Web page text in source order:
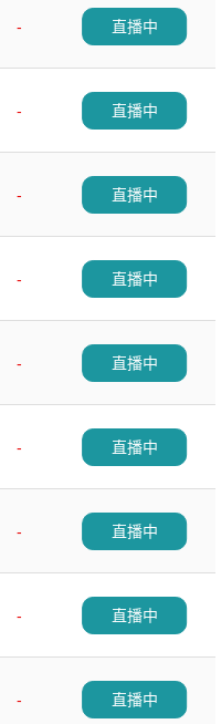
-
直播中
-
直播中
-
直播中
-
直播中
-
直播中
-
直播中
-
直播中
-
直播中
-
直播中